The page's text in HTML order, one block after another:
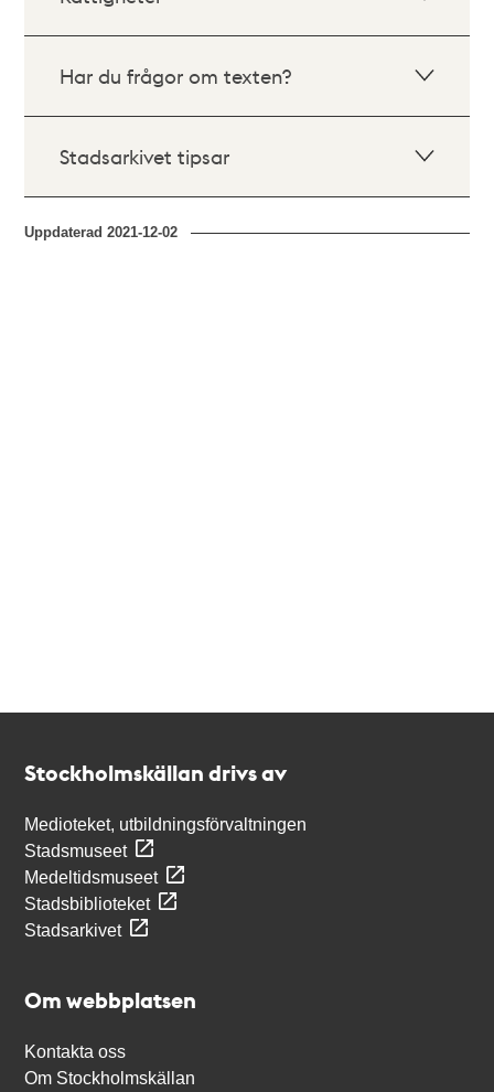
Har du frågor om texten?
Stadsarkivet tipsar
Uppdaterad2021-12-02
Stockholmskällan drivs av
Medioteket, utbildningsförvaltningen
Stadsmuseet
Medeltidsmuseet
Stadsbiblioteket
Stadsarkivet
Om webbplatsen
Kontakta oss
Om Stockholmskällan